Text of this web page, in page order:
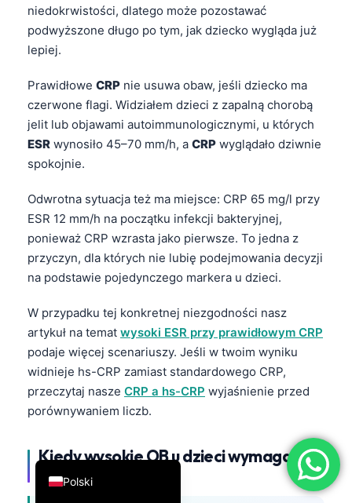
niedokrwistości, dlatego może pozostawać
podwyższone długo po tym, jak dziecko wygląda już
lepiej.
Prawidłowe CRP nie usuwa obaw, jeśli dziecko ma
czerwone flagi. Widziałem dzieci z zapalną chorobą
jelit lub objawami autoimmunologicznymi, u których
ESR wynosiło 45–70 mm/h, a CRP wyglądało dziwnie
spokojnie.
Odwrotna sytuacja też ma miejsce: CRP 65 mg/l przy
ESR 12 mm/h na początku infekcji bakteryjnej,
ponieważ CRP wzrasta jako pierwsze. To jedna z
przyczyn, dla których nie lubię podejmowania decyzji
na podstawie pojedynczego markera u dzieci.
W przypadku tej konkretnej niezgodności nasz
artykuł na temat wysoki ESR przy prawidłowym CRP
podaje więcej scenariuszy. Jeśli w twoim wyniku
widnieje hs-CRP zamiast standardowego CRP,
przeczytaj nasze CRP a hs-CRP wyjaśnienie przed
porównywaniem liczb.
Kiedy wysokie OB u dzieci wymaga
pilnej opieki
Polski
English
Français
עִבְרִית
Italiano
Português
Türkçe
Română
简体中文
فارسی
Български
Dansk
Bahasa Indonesia